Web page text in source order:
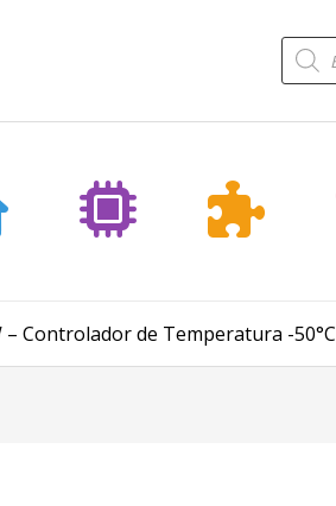
de
Controlador de Temperatura -